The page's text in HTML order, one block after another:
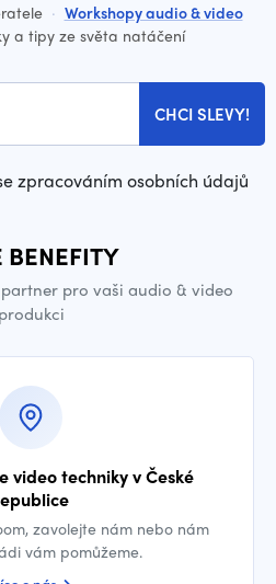
· Workshopy audio & video
a tipy ze světa natáčení
CHCI SLEVY!
zpracováním osobních údajů
BENEFITY
pro vaši audio & video
produkci
video techniky v České
zavolejte nám nebo nám
vám pomůžeme.